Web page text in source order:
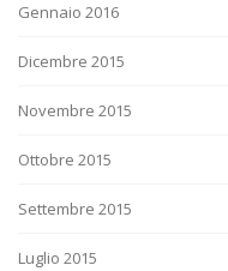
Gennaio 2016
Dicembre 2015
Novembre 2015
Ottobre 2015
Settembre 2015
Luglio 2015